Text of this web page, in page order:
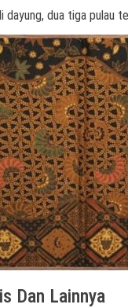
dayung, dua tiga pulau
Dan Lainnya